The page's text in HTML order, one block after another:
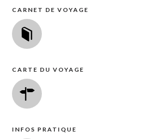
CARNET DE VOYAGE
CARTE DU VOYAGE
INFOS PRATIQUE